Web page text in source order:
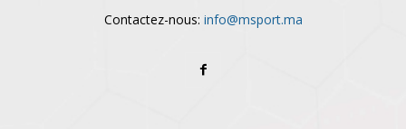
Contactez-nous: info@msport.ma